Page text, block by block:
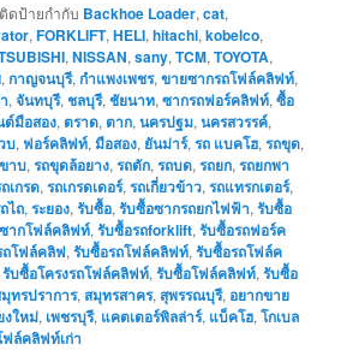
ติดป้ายกำกับ Backhoe Loader,cat,
,FORKLIFT,HELI,hitachi,kobelco,
,NISSAN,sany,TCM,TOYOTA,
,กาญจนบุรี,กำแพงเพชร,ขายซากรถโฟล์คลิฟท์,
,จันทบุรี,ชลบุรี,ชัยนาท,ซากรถฟอร์คลิฟท์,ซื้อ
ต์มือสอง,ตราด,ตาก,นครปฐม,นครสวรรค์,
บ,ฟอร์คลิฟท์,มือสอง, ยันม่าร์,รถ แบคโฮ,รถขุด,
าบ,รถขุดล้อยาง,รถตัก,รถบด,รถยก,รถยกพา
เกรด,รถเกรดเดอร์,รถเกี่ยวข้าว,รถแทรกเตอร์,
ไถ,ระยอง,รับซื้อ,รับซื้อซากรถยกไฟฟ้า,รับซื้อ
ากโฟล์คลิฟท์,รับซื้อรถforklift,รับซื้อรถฟอร์ค
โฟล์คลิฟ,รับซื้อรถโฟล์คลิฟท์,รับซื้อรถโฟล์ค
รับซื้อโครงรถโฟล์คลิฟท์,รับซื้อโฟล์คลิฟท์,รับซื้อ
ทรปราการ, สมุทรสาคร, สุพรรณบุรี, อยากขาย
งใหม่, เพชรบุรี, แคตเตอร์พิลล่าร์, แบ็คโฮ,โกเบล
ฟล์คลิฟท์เก่า